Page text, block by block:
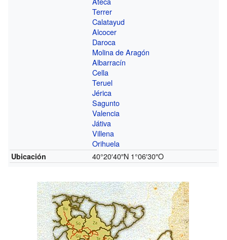
Terrer
Calatayud
Alcocer
Daroca
Molina de Aragón
Albarracín
Cella
Teruel
Jérica
Sagunto
Valencia
Játiva
Villena
Orihuela
Ubicación 40°20′40″N 1°06′30″O